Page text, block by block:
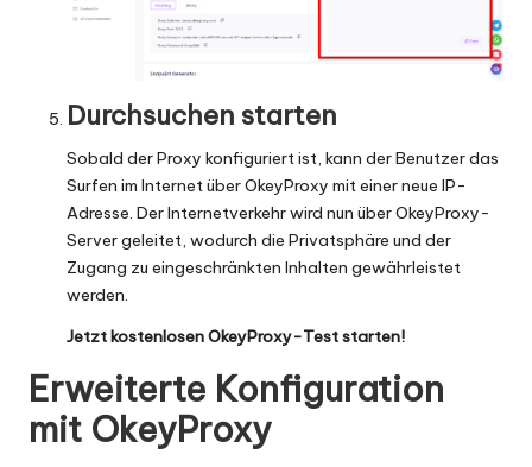
Durchsuchen starten
Sobald der Proxy konfiguriert ist, kann der Benutzer das
Surfen im Internet über OkeyProxy mit einerneue IP-
Adresse. Der Internetverkehr wird nun über OkeyProxy-
Server geleitet, wodurch die Privatsphäre und der
Zugang zu eingeschränkten Inhalten gewährleistet
werden.
Jetzt kostenlosen OkeyProxy-Test starten!
Erweiterte Konfiguration
mit OkeyProxy